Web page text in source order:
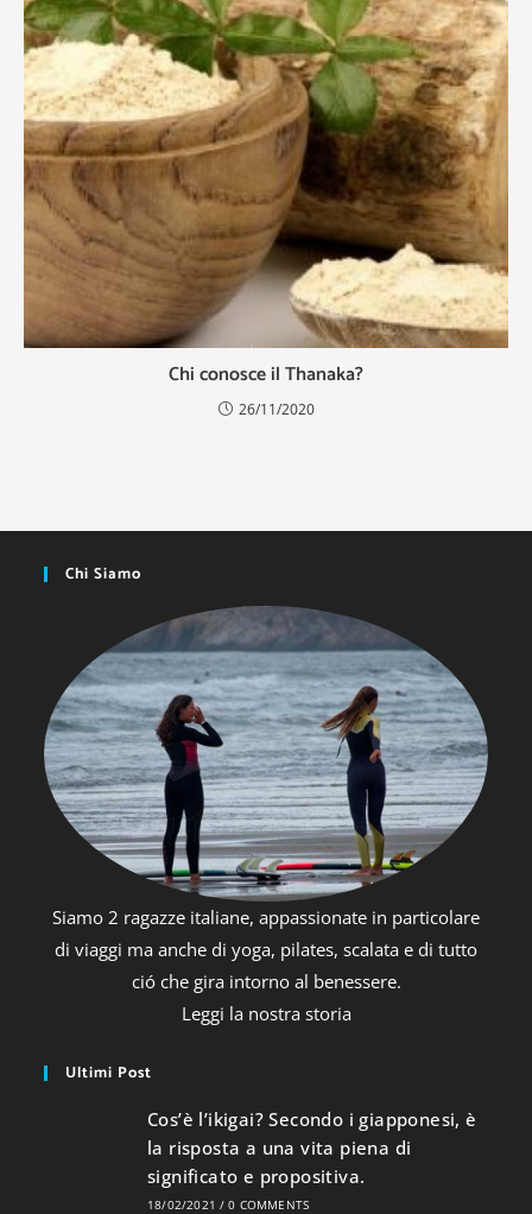
Chi conosce il Thanaka?
26/11/2020
Chi Siamo
Siamo 2 ragazze italiane, appassionate in particolare
di viaggi ma anche di yoga, pilates, scalata e di tutto
ció che gira intorno al benessere.
Leggi la nostra storia
Ultimi Post
Cos’è l’ikigai? Secondo i giapponesi, è
la risposta a una vita piena di
significato e propositiva.
18/02/2021 / 0 COMMENTS